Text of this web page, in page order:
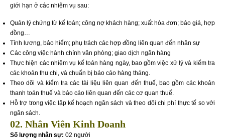
giới hạn ở các nhiệm vụ sau:
Quản lý chứng từ kế toán; công nợ khách hàng; xuất hóa đơn; báo giá, hợp
đồng…
Tính lương, bảo hiểm; phụ trách các hợp đồng liên quan đến nhân sự
Các công việc hành chính văn phòng; giao dịch ngân hàng
Thực hiện các nhiệm vụ kế toán hàng ngày, bao gồm việc xử lý và kiểm tra
các khoản thu chi, và chuẩn bị báo cáo hàng tháng.
Theo dõi và kiểm tra các tài liệu liên quan đến thuế, bao gồm các khoản
thanh toán thuế và báo cáo liên quan đến các cơ quan thuế.
Hỗ trợ trong việc lập kế hoạch ngân sách và theo dõi chi phí thực tế so với
ngân sách.
02. Nhân Viên Kinh Doanh
Số lượng nhân sự: 02 người